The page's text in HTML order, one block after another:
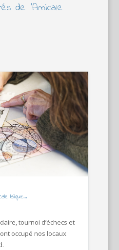
de l’Amicale
laïque…
tournoi d’échecs et
occupé nos locaux